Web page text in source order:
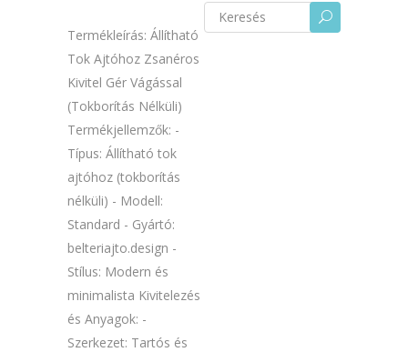
Termékleírás: Állítható
Tok Ajtóhoz Zsanéros
Kivitel Gér Vágással
(Tokborítás Nélküli)
Termékjellemzők: -
Típus: Állítható tok
ajtóhoz (tokborítás
nélküli) - Modell:
Standard - Gyártó:
belteriajto.design -
Stílus: Modern és
minimalista Kivitelezés
és Anyagok: -
Szerkezet: Tartós és
Keresés
erre:
U